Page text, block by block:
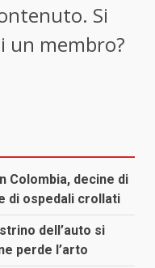
Si
un membro?
Colombia, decine di
di ospedali crollati
dell’auto si
perde l’arto